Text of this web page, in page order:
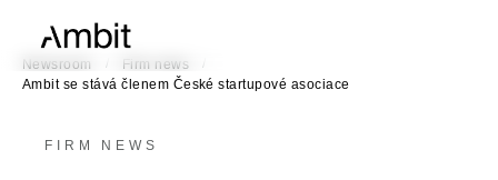
Newsroom / Firm news
/
Ambit se stává členem České startupové asociace
FIRM NEWS